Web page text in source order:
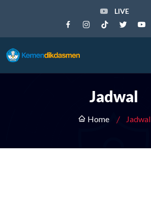
Jadwal
Home Jadwal
LIVE